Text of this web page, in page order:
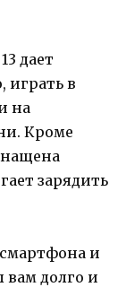
дает
играть в
на
Кроме
зарядить
и
вам долго и